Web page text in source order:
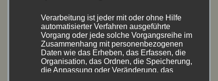
Juni 2019(9)
April 2019(4)
März 2019(1)
Verarbeitung ist jeder mit oder ohne Hilfe
automatisierter Verfahren ausgeführte
Vorgang oder jede solche Vorgangsreihe im
Zusammenhang mit personenbezogenen
Daten wie das Erheben, das Erfassen, die
Organisation, das Ordnen, die Speicherung,
die Anpassung oder Veränderung, das